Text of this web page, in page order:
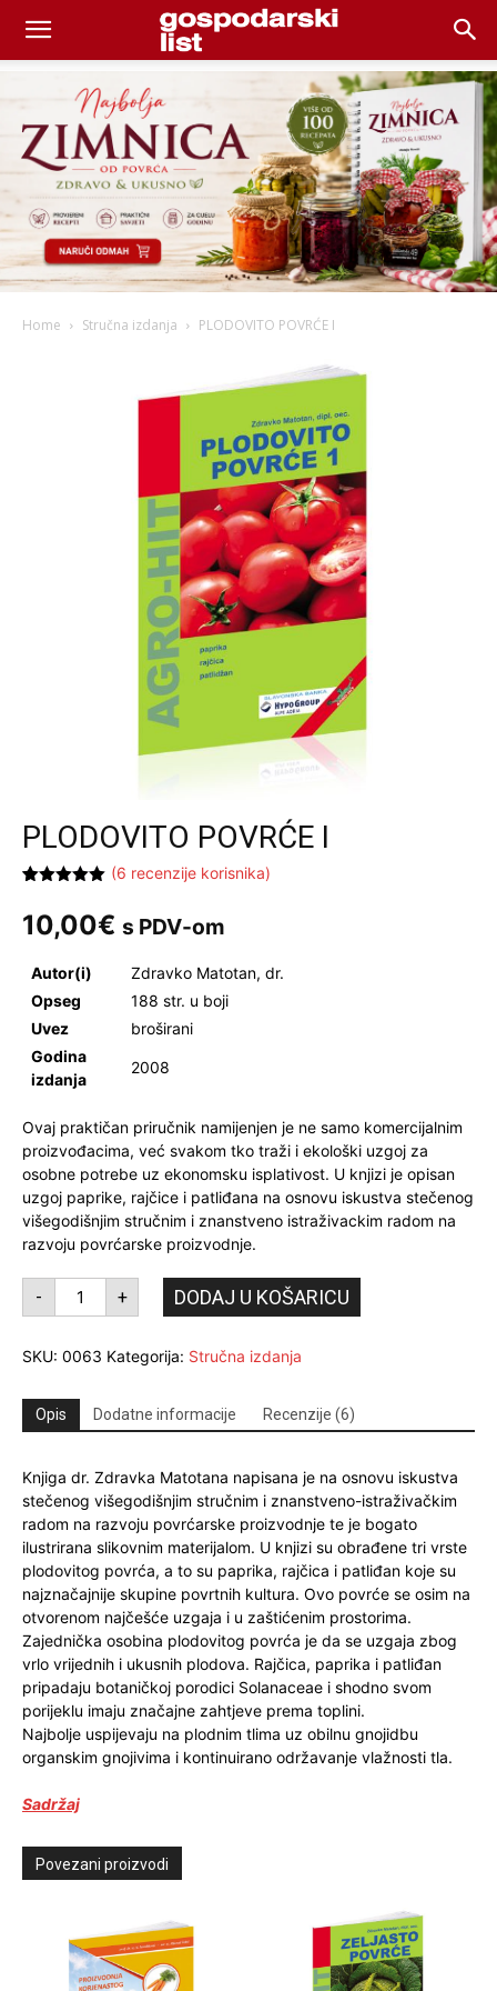
Home Stručna izdanja PLODOVITO POVRĆE I
PLODOVITO POVRĆE I
ocjene:
5.00
od ukupno
(6 recenzije korisnika)
10,00€ s PDV-om
Autor(i)
Zdravko Matotan, dr.
Opseg
188 str. u boji
Uvez
broširani
Godina
izdanja
2008
Ovaj praktičan priručnik namijenjen je ne samo komercijalnim
proizvođacima, već svakom tko traži i ekološki uzgoj za
osobne potrebe uz ekonomsku isplativost. U knjizi je opisan
uzgoj paprike, rajčice i patliđana na osnovu iskustva stečenog
višegodišnjim stručnim i znanstveno istraživackim radom na
razvoju povrćarske proizvodnje.
-
PLODOVITO
POVRĆE
I
+ DODAJ U KOŠARICU
SKU: 0063 Kategorija: Stručna izdanja
Opis Dodatne informacije Recenzije (6)
Knjiga dr. Zdravka Matotana napisana je na osnovu iskustva
stečenog višegodišnjim stručnim i znanstveno-istraživačkim
radom na razvoju povrćarske proizvodnje te je bogato
ilustrirana slikovnim materijalom. U knjizi su obrađene tri vrste
plodovitog povrća, a to su paprika, rajčica i patliđan koje su
najznačajnije skupine povrtnih kultura. Ovo povrće se osim na
otvorenom najčešće uzgaja i u zaštićenim prostorima.
Zajednička osobina plodovitog povrća je da se uzgaja zbog
vrlo vrijednih i ukusnih plodova. Rajčica, paprika i patliđan
pripadaju botaničkoj porodici Solanaceae i shodno svom
porijeklu imaju značajne zahtjeve prema toplini.
Najbolje uspijevaju na plodnim tlima uz obilnu gnojidbu
organskim gnojivima i kontinuirano održavanje vlažnosti tla.
Sadržaj
Povezani proizvodi